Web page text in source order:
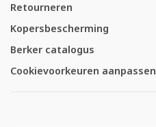
Retourneren
Kopersbescherming
Berker catalogus
Cookievoorkeuren aanpassen